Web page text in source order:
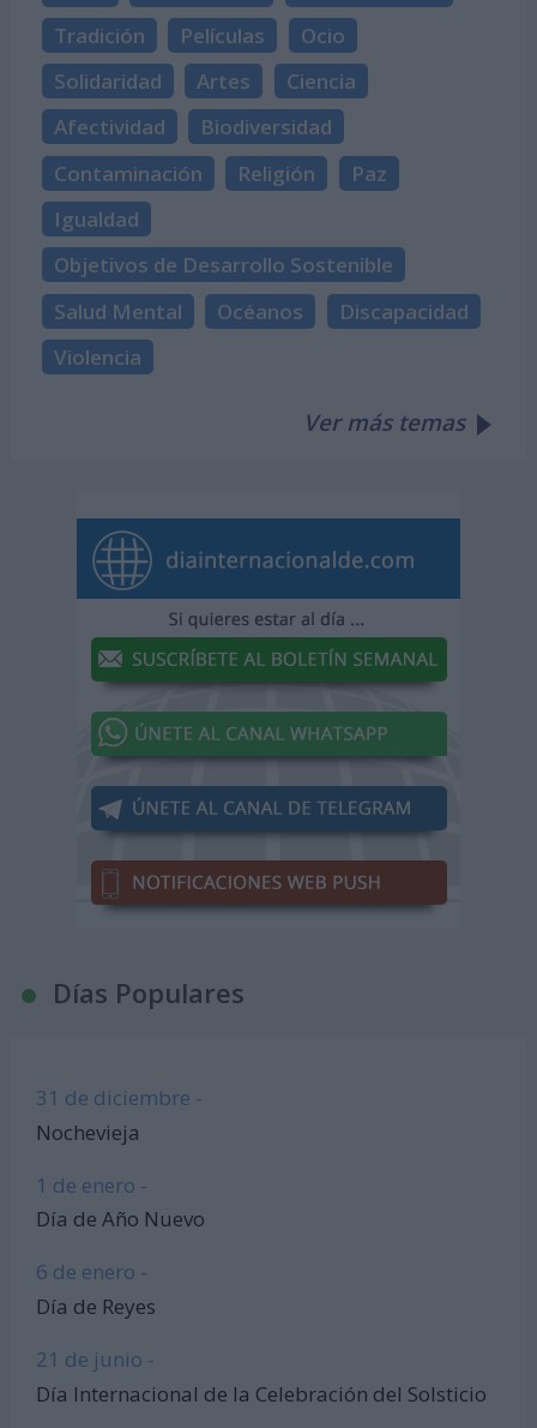
Tradición
Películas
Ocio
Solidaridad
Artes
Ciencia
Afectividad
Biodiversidad
Contaminación
Religión
Paz
Igualdad
Objetivos de Desarrollo Sostenible
Salud Mental
Océanos
Discapacidad
Violencia
Ver más temas
Días Populares
31 de diciembre -
Nochevieja
1 de enero -
Día de Año Nuevo
6 de enero -
Día de Reyes
21 de junio -
Día Internacional de la Celebración del Solsticio